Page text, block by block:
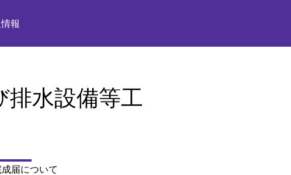
報
排水設備等工
届について